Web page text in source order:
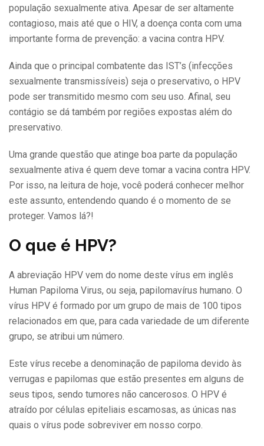
população sexualmente ativa. Apesar de ser altamente
contagioso, mais até que o HIV, a doença conta com uma
importante forma de prevenção: a vacina contra HPV.
Ainda que o principal combatente das IST’s (infecções
sexualmente transmissíveis) seja o preservativo, o HPV
pode ser transmitido mesmo com seu uso. Afinal, seu
contágio se dá também por regiões expostas além do
preservativo.
Uma grande questão que atinge boa parte da população
sexualmente ativa é quem deve tomar a vacina contra HPV.
Por isso, na leitura de hoje, você poderá conhecer melhor
este assunto, entendendo quando é o momento de se
proteger. Vamos lá?!
O que é HPV?
A abreviação HPV vem do nome deste vírus em inglês
Human Papiloma Virus, ou seja, papilomavírus humano. O
vírus HPV é formado por um grupo de mais de 100 tipos
relacionados em que, para cada variedade de um diferente
grupo, se atribui um número.
Este vírus recebe a denominação de papiloma devido às
verrugas e papilomas que estão presentes em alguns de
seus tipos, sendo tumores não cancerosos. O HPV é
atraído por células epiteliais escamosas, as únicas nas
quais o vírus pode sobreviver em nosso corpo.